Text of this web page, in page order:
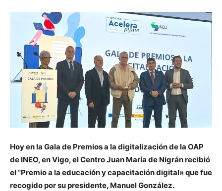
Hoy en la Gala de Premios a la digitalización de la OAP
de INEO, en Vigo, el Centro Juan María de Nigrán recibió
el “Premio a la educación y capacitación digital» que fue
recogido por su presidente, Manuel González.